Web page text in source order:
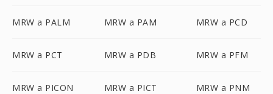
MRW a PALM MRW a PAM MRW a PCD
MRW a PCT MRW a PDB MRW a PFM
MRW a PICON MRW a PICT MRW a PNM